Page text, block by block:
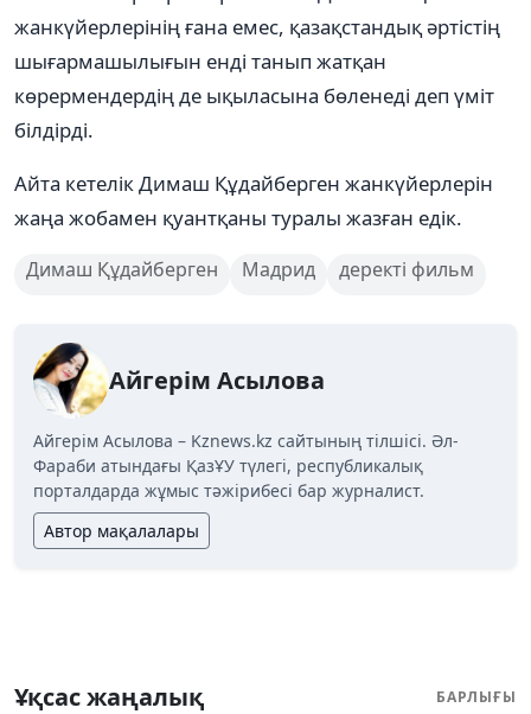
жанкүйерлерінің ғана емес, қазақстандық әртістің
шығармашылығын енді танып жатқан
көрермендердің де ықыласына бөленеді деп үміт
білдірді.
Айта кетелік Димаш Құдайберген жанкүйерлерін
жаңа жобамен қуантқаны туралы жазған едік.
Димаш Құдайберген Мадрид деректі фильм
Айгерім Асылова
Айгерім Асылова – Kznews.kz сайтының тілшісі. Әл-
Фараби атындағы ҚазҰУ түлегі, республикалық
порталдарда жұмыс тәжірибесі бар журналист.
Автор мақалалары
Ұқсас жаңалық БАРЛЫҒЫ